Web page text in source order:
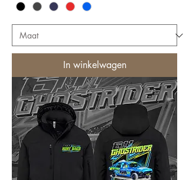
In winkelwagen